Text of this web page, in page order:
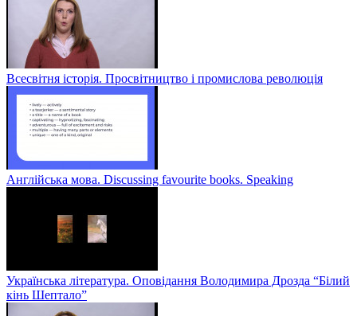
Всесвітня історія. Просвітництво і промислова революція
Англійська мова. Discussing favourite books. Speaking
Українська література. Оповідання Володимира Дрозда “Білий
кінь Шептало”